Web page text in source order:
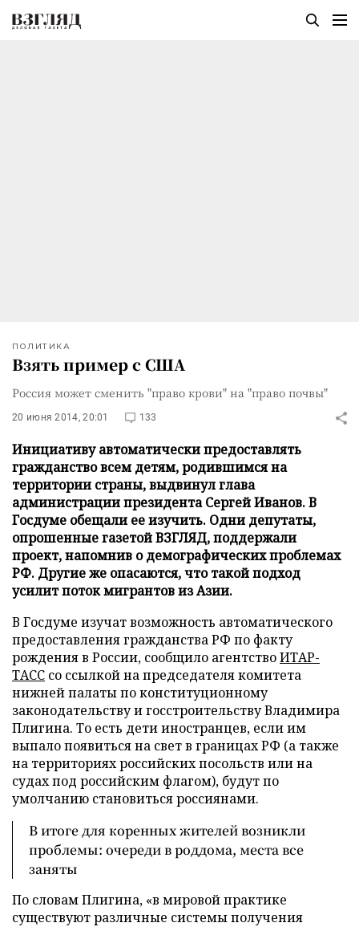
ПОЛИТИКА
Взять пример с США
Россия может сменить "право крови" на "право почвы"
20 июня 2014, 20:01 133
Инициативу автоматически предоставлять
гражданство всем детям, родившимся на
территории страны, выдвинул глава
администрации президента Сергей Иванов. В
Госдуме обещали ее изучить. Одни депутаты,
опрошенные газетой ВЗГЛЯД, поддержали
проект, напомнив о демографических проблемах
РФ. Другие же опасаются, что такой подход
усилит поток мигрантов из Азии.
В Госдуме изучат возможность автоматического
предоставления гражданства РФ по факту
рождения в России, сообщило агентствоИТАР-
ТАСС со ссылкой на председателя комитета
нижней палаты по конституционному
законодательству и госстроительству Владимира
Плигина. То есть дети иностранцев, если им
выпало появиться на свет в границах РФ (а также
на территориях российских посольств или на
судах под российским флагом), будут по
умолчанию становиться россиянами.
В итоге для коренных жителей возникли
проблемы: очереди в роддома, места все
заняты
По словам Плигина, «в мировой практике
существуют различные системы получения